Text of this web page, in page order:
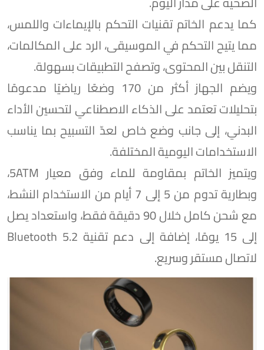
كما يدعم الخاتم تقنيات التحكم بالإيماءات واللمس،
مما يتيح التحكم في الموسيقى، الرد على المكالمات،
التنقل بين المحتوى، وتصفح التطبيقات بسهولة.
ويضم الجهاز أكثر من 170 وضعًا رياضيًا مدعومًا
بتحليلات تعتمد على الذكاء الاصطناعي لتحسين الأداء
البدني، إلى جانب وضع خاص لعدّ التسبيح بما يناسب
الاستخدامات اليومية المختلفة.
ويتميز الخاتم بمقاومة للماء وفق معيار 5ATM،
وبطارية تدوم من 5 إلى 7 أيام من الاستخدام النشط،
مع شحن كامل خلال 90 دقيقة فقط، واستعداد يصل
إلى 15 يومًا، إضافة إلى دعم تقنية Bluetooth 5.2
لاتصال مستقر وسريع.